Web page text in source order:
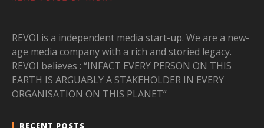
REVOI is a independent media start-up. We are a new-
age media company with a rich and storied legacy.
REVOI believes : “INFACT EVERY PERSON ON THIS
EARTH IS ARGUABLY A STAKEHOLDER IN EVERY
ORGANISATION ON THIS PLANET”
RECENT POSTS